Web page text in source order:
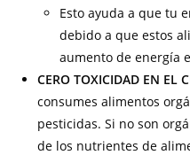
Esto ayuda a que tu
debido a que estos
aumento de energía
CERO TOXICIDAD EN EL
consumes alimentos
pesticidas. Si no son
de los nutrientes de